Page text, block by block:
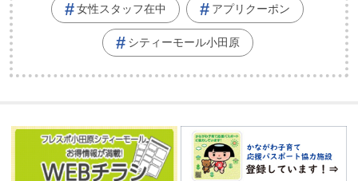
女性スタッフ在中 アプリクーポン
シティーモール小田原